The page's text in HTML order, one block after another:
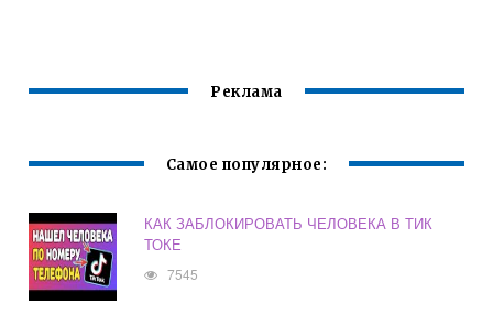
Реклама
Самое популярное:
КАК ЗАБЛОКИРОВАТЬ ЧЕЛОВЕКА В ТИК
ТОКЕ
7545